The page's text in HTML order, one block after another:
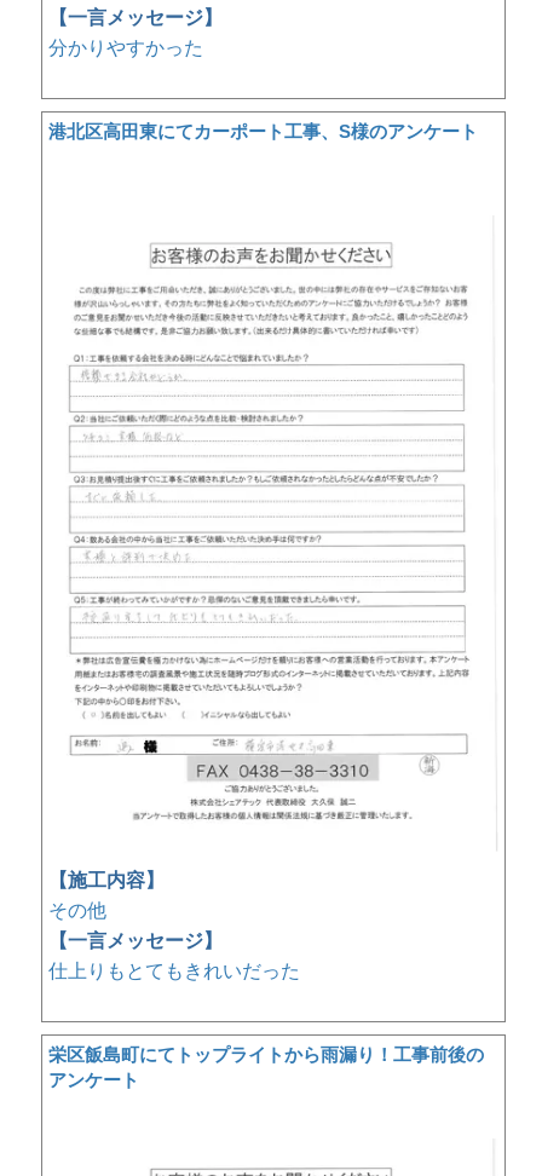
【一言メッセージ】
分かりやすかった
港北区高田東にてカーポート工事、S様のアンケート
【施工内容】
その他
【一言メッセージ】
仕上りもとてもきれいだった
栄区飯島町にてトップライトから雨漏り！工事前後の
アンケート